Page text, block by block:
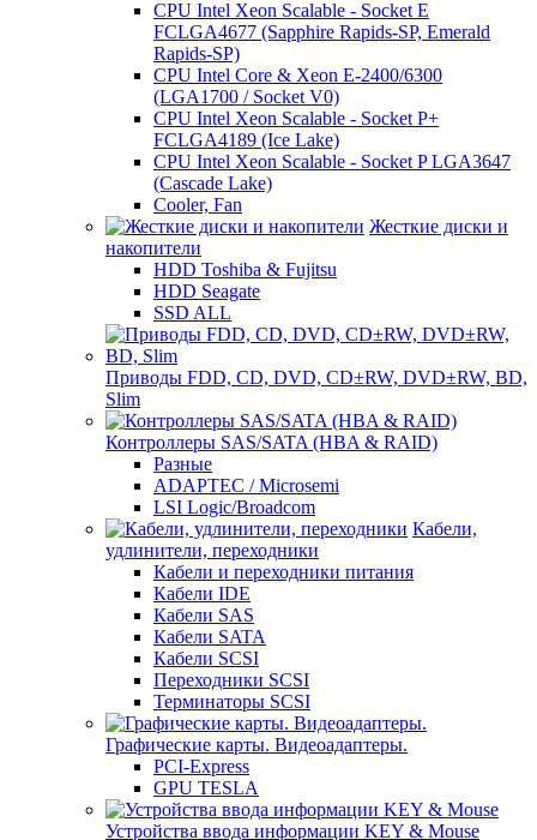
CPU Intel Xeon Scalable - Socket E
FCLGA4677 (Sapphire Rapids-SP, Emerald
Rapids-SP)
CPU Intel Core & Xeon E-2400/6300
(LGA1700 / Socket V0)
CPU Intel Xeon Scalable - Socket P+
FCLGA4189 (Ice Lake)
CPU Intel Xeon Scalable - Socket P LGA3647
(Cascade Lake)
Cooler, Fan
Жесткие диски и
накопители
HDD Toshiba & Fujitsu
HDD Seagate
SSD ALL
Приводы FDD, CD, DVD, CD±RW, DVD±RW, BD,
Slim
Контроллеры SAS/SATA (HBA & RAID)
Разные
ADAPTEC / Microsemi
LSI Logic/Broadcom
Кабели,
удлинители, переходники
Кабели и переходники питания
Кабели IDE
Кабели SAS
Кабели SATA
Кабели SCSI
Переходники SCSI
Терминаторы SCSI
Графические карты. Видеоадаптеры.
PCI-Express
GPU TESLA
Устройства ввода информации KEY & Mouse